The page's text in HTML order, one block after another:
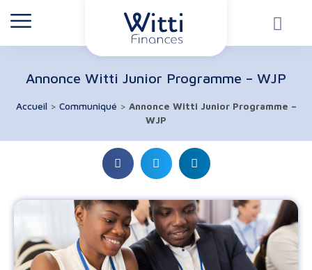
Annonce Witti Junior Programme – WJP
Accueil > Communiqué > Annonce Witti Junior Programme –
WJP